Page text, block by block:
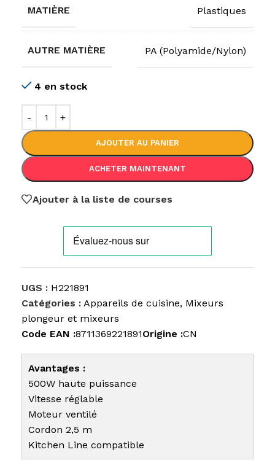
MATIÈRE Plastiques
AUTRE MATIÈRE PA (Polyamide/Nylon)
4 en stock
AJOUTER AU PANIER
ACHETER MAINTENANT
Ajouter à la liste de courses
UGS : H221891
Catégories : Appareils de cuisine, Mixeurs
plongeur et mixeurs
Code EAN :8711369221891Origine :CN
Avantages :
500W haute puissance
Vitesse réglable
Moteur ventilé
Cordon 2,5 m
Kitchen Line compatible